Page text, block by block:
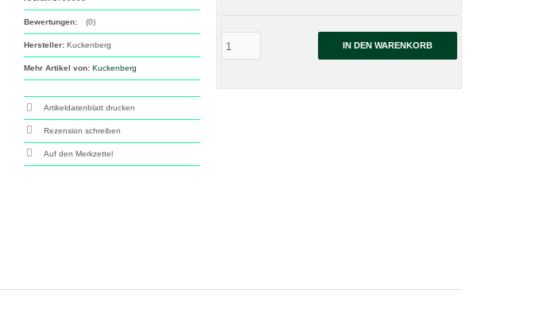
IN DEN WARENKORB
Bewertungen: (0)
Hersteller: Kuckenberg
Mehr Artikel von: Kuckenberg
Artikeldatenblatt drucken
Rezension schreiben